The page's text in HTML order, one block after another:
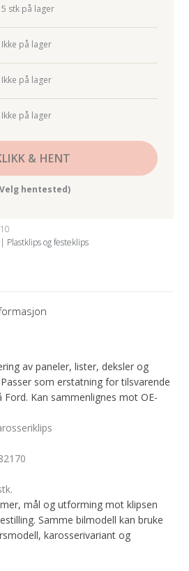
5 stk på lager
Ikke på lager
Ikke på lager
Ikke på lager
& HENT
hentested)
Plastklips og festeklips
av paneler, lister, deksler og
som erstatning for tilsvarende
Ford. Kan sammenlignes mot OE-
mål og utforming mot klipsen
Samme bilmodell kan bruke
karosserivariant og